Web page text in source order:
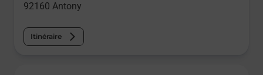
92160 Antony
Itinéraire